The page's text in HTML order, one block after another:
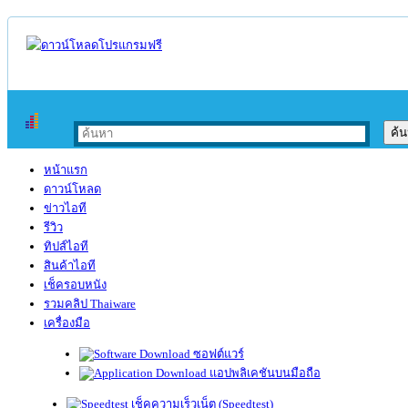
หน้าแรก
ดาวน์โหลด
ข่าวไอที
รีวิว
ทิปส์ไอที
สินค้าไอที
เช็ครอบหนัง
รวมคลิป Thaiware
เครื่องมือ
ซอฟต์แวร์
แอปพลิเคชันบนมือถือ
เช็คความเร็วเน็ต (Speedtest)